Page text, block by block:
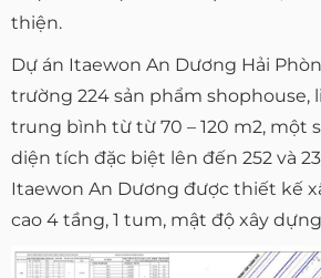
thiện.
Dự án Itaewon An Dương Hải
trường 224 sản phẩm shophouse,
trung bình từ từ 70 – 120 m2, một
diện tích đặc biệt lên đến 252 và
Itaewon An Dương được thiết kế
cao 4 tầng, 1 tum, mật độ xây dựng